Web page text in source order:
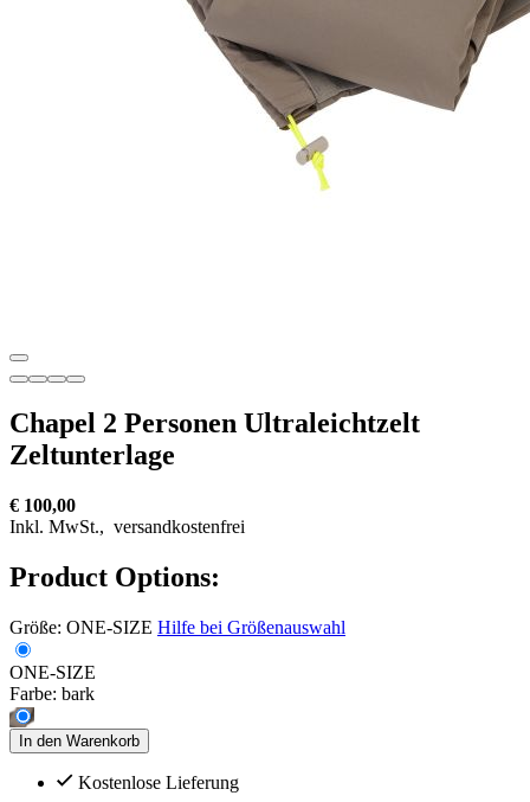
Chapel 2 Personen Ultraleichtzelt
Zeltunterlage
€ 100,00
Inkl. MwSt., versandkostenfrei
Product Options:
Größe: ONE-SIZE Hilfe bei Größenauswahl
ONE-SIZE
Farbe: bark
In den Warenkorb
Kostenlose Lieferung